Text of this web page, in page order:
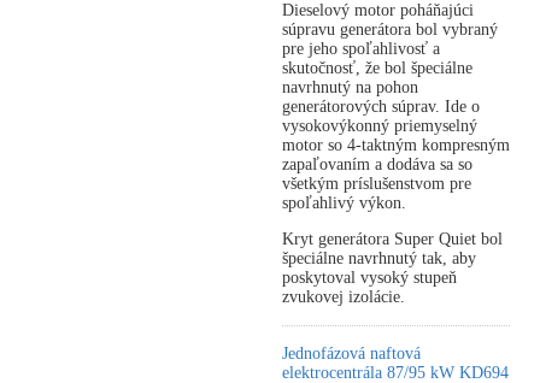
Dieselový motor poháňajúci
súpravu generátora bol vybraný
pre jeho spoľahlivosť a
skutočnosť, že bol špeciálne
navrhnutý na pohon
generátorových súprav. Ide o
vysokovýkonný priemyselný
motor so 4-taktným kompresným
zapaľovaním a dodáva sa so
všetkým príslušenstvom pre
spoľahlivý výkon.
Kryt generátora Super Quiet bol
špeciálne navrhnutý tak, aby
poskytoval vysoký stupeň
zvukovej izolácie.
Jednofázová naftová
elektrocentrála 87/95 kW KD694